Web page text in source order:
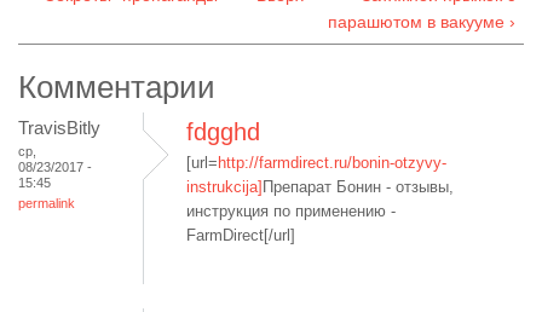
парашютом в вакууме ›
Комментарии
TravisBitly
ср,
08/23/2017 -
15:45
permalink
fdgghd
[url= http://farmdirect.ru/bonin-otzyvy-
instrukcija] Препарат Бонин - отзывы,
инструкция по применению -
FarmDirect[/url]